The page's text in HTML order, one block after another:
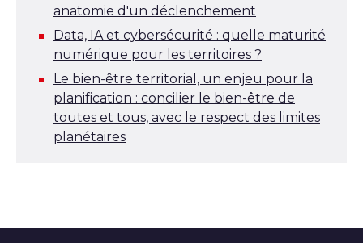
anatomie d'un déclenchement
Data, IA et cybersécurité : quelle maturité
numérique pour les territoires ?
Le bien-être territorial, un enjeu pour la
planification : concilier le bien-être de
toutes et tous, avec le respect des limites
planétaires